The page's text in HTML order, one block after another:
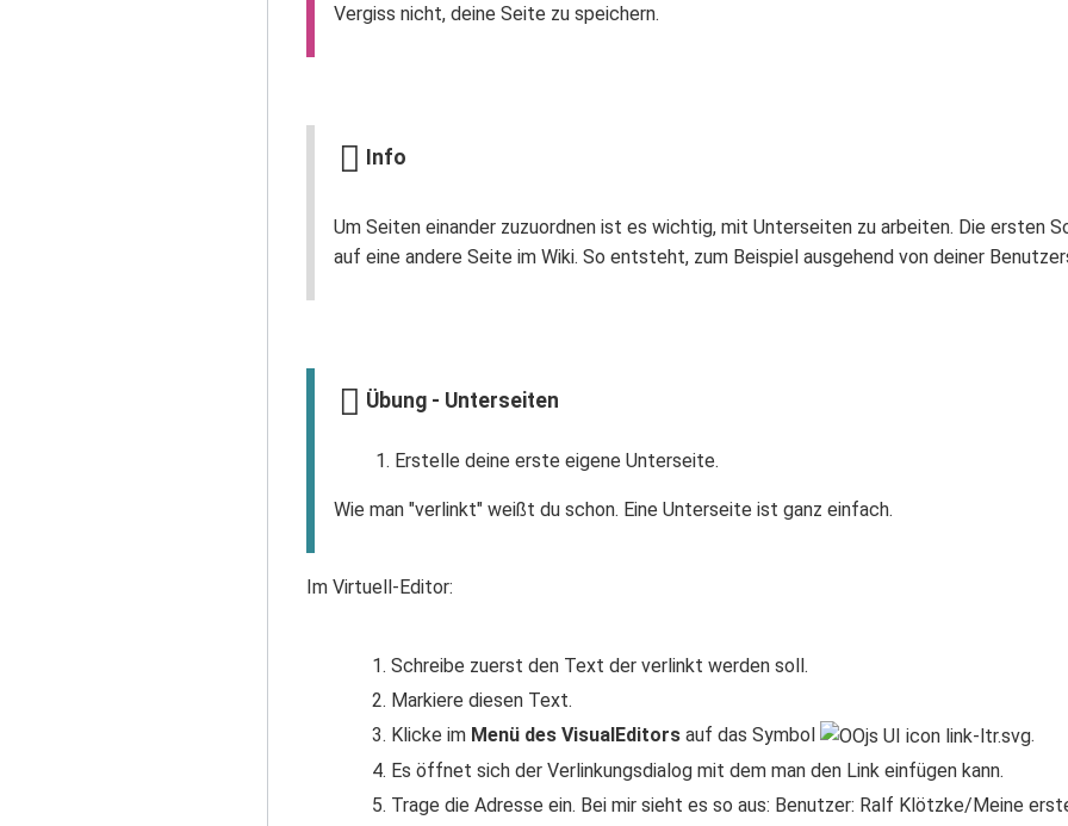
Vergiss nicht, deine Seite zu speichern.
Info
Um Seiten einander zuzuordnen ist es wichtig, mit Unterseiten zu arbeiten. Die ersten
auf eine andere Seite im Wiki. So entsteht, zum Beispiel ausgehend von deiner
Übung - Unterseiten
Erstelle deine erste eigene Unterseite.
Wie man "verlinkt" weißt du schon. Eine Unterseite ist ganz einfach.
Im Virtuell-Editor:
Schreibe zuerst den Text der verlinkt werden soll.
Markiere diesen Text.
Klicke im Menü des VisualEditors auf das Symbol
.
Es öffnet sich der Verlinkungsdialog mit dem man den Link einfügen kann.
Trage die Adresse ein. Bei mir sieht es so aus: Benutzer: Ralf Klötzke/Meine